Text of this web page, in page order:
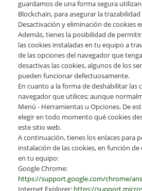
guardamos de una forma segura
Blockchain, para asegurar la
Desactivación y eliminación de cookies
Además, tienes la posibilidad de
las cookies instaladas en tu equipo a
de las opciones del navegador que
desactivas las cookies, algunos de los
pueden funcionar defectuosamente.
En cuanto a la forma de deshabilitar las
navegador que utilices; aunque
Menú - Herramientas u Opciones. De
elegir en todo momento qué cookies
este sitio web.
A continuación, tienes los enlaces para
instalación de las cookies, en función
en tu equipo:
Google Chrome:
https://support.google.com/chrome/
Internet Explorer: https://